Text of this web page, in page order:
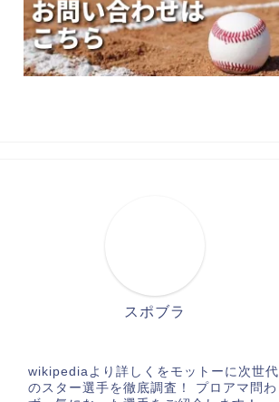
スポブラ
wikipediaより詳しくをモットーに次世代
のスター選手を徹底調査！ プロアマ問わ